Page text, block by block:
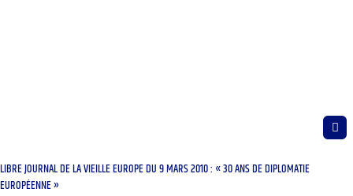
LIBRE JOURNAL DE LA VIEILLE EUROPE DU 9 MARS 2010 : « 30 ANS DE DIPLOMATIE
EUROPÉENNE »